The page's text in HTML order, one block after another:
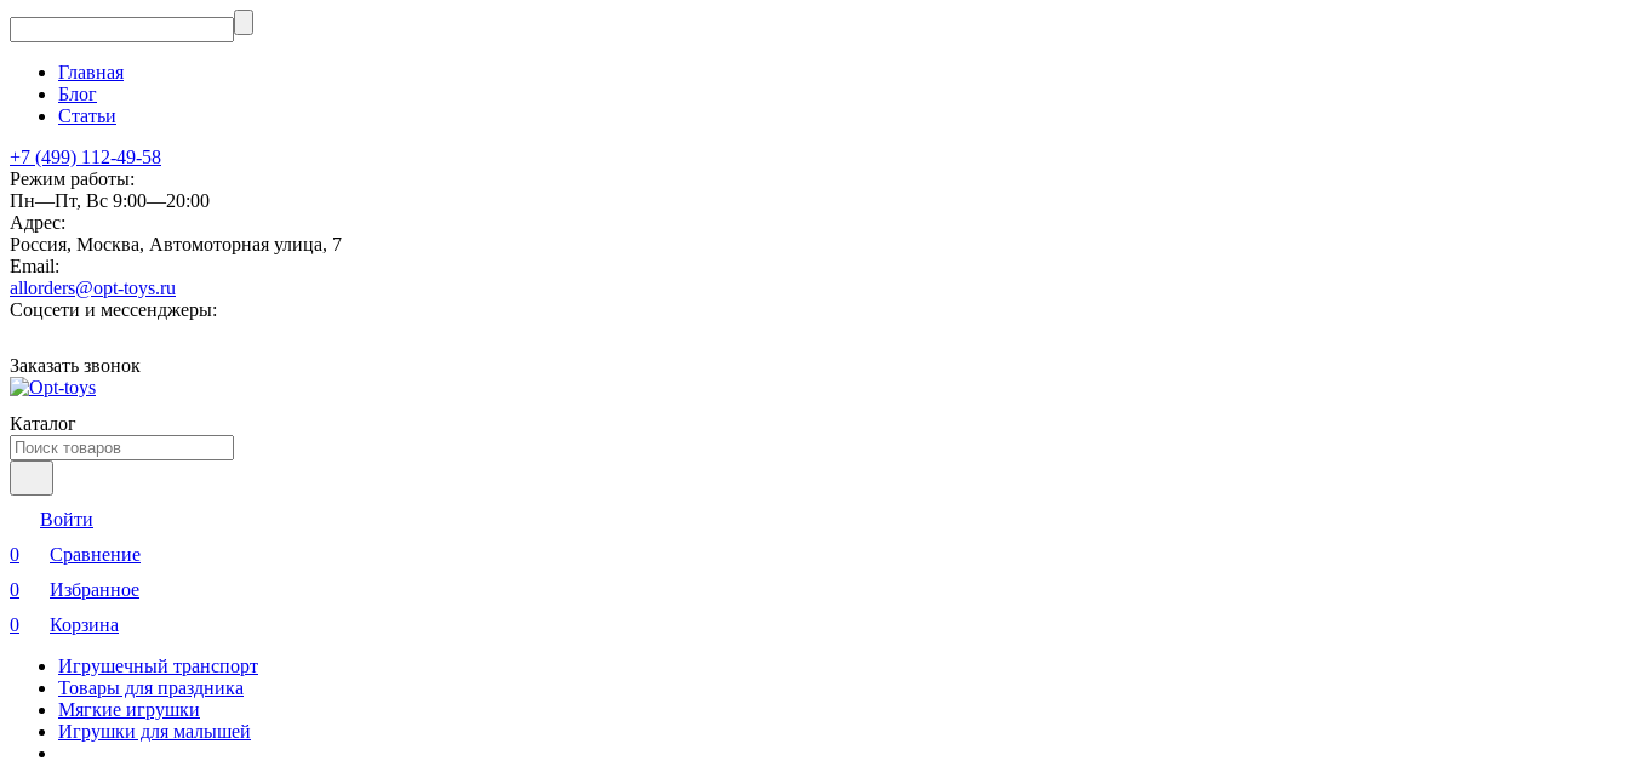
Главная
Блог
Статьи
+7 (499) 112-49-58
Режим работы:
Пн—Пт, Вс 9:00—20:00
Адрес:
Россия, Москва, Автомоторная улица, 7
Email:
allorders@opt-toys.ru
Соцсети и мессенджеры:
Заказать звонок
Каталог
Войти
0
Сравнение
0
Избранное
0
Корзина
Игрушечный транспорт
Товары для праздника
Мягкие игрушки
Игрушки для малышей